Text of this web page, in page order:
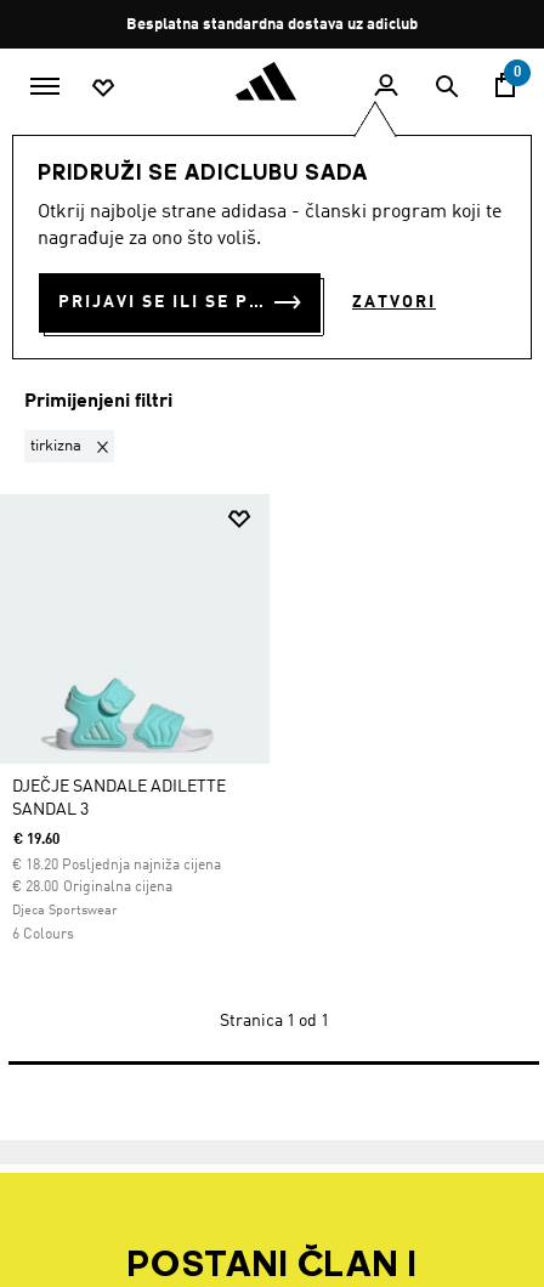
Zaustavi
rotaciju
Besplatna standardna dostava uz adiclub
0
PRIDRUŽI SE ADICLUBU SADA
Otkrij najbolje strane adidasa - članski program koji te
nagrađuje za ono što voliš.
PRIJAVI SE ILI SE PRIDRUŽI SADA ZATVORI
DJECA Dječaci Obuća Natikače I sandale
TIRKIZNA·NATIKAČE I
SANDALE
(1)
Filtriraj
Primijenjeni filtri
tirkizna Ukloni filter Trenutno filtrirano prema BOJA: tirkizna
DJEČJE SANDALE ADILETTE
SANDAL 3
€ 19.60
€ 18.20 Posljednja najniža cijena
Originalna cijena
Cijena umanjena od
€ 28.00za
Djeca Sportswear
6 Colours
Stranica 1 od 1
POSTANI ČLAN I